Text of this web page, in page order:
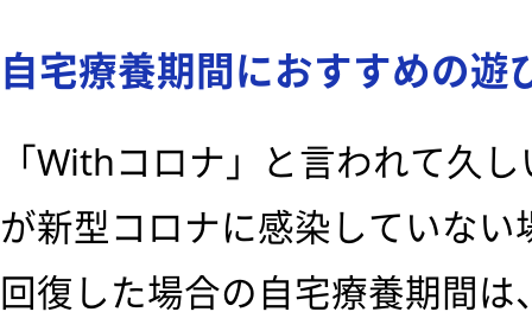
自宅療養期間におすすめの遊
「Withコロナ」と言われて久
が新型コロナに感染していな
回復した場合の自宅療養期間